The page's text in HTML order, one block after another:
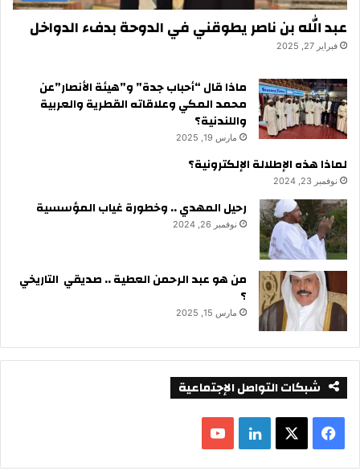
عبد الله بن ناصر يطوقني في الدوحة بدفء الدواخل
فبراير 27, 2025
ماذا قال “أحباب جدة” و”هيئة الأنصار”عن
محمد المكي وعلاقاته القطرية والعربية
واللندنية؟
مارس 19, 2025
لماذا هذه الإطلالة الإلكترونية؟
نوفمبر 23, 2024
رحيل المهدي .. وخطورة غياب المؤسسية
نوفمبر 26, 2024
من هو عبد الرحمن العطية .. صديقي التاريخي
؟
مارس 15, 2025
شبكات التواصل الإجتماعية
ي
X
ي
Y